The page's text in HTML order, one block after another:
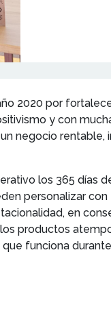
2020 por
y con
negocio
los 365 días
personalizar
en
productos
funciona